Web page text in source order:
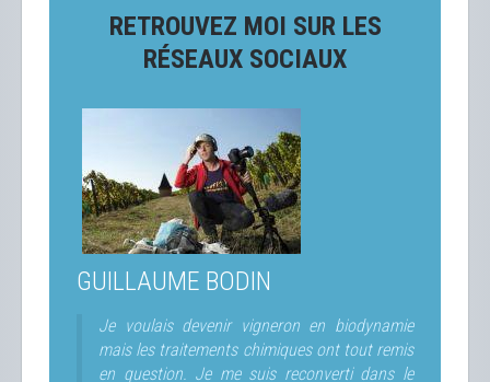
RETROUVEZ MOI SUR LES
RÉSEAUX SOCIAUX
GUILLAUME BODIN
Je voulais devenir vigneron en biodynamie
mais les traitements chimiques ont tout remis
en question. Je me suis reconverti dans le